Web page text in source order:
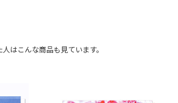
はこんな商品も見ています。